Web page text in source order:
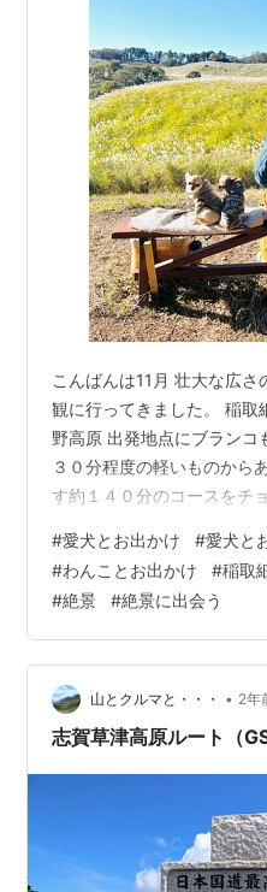
こんばんは11月 壮大な広
観に行ってきました。 稲取
野高原 出発地点にブランコ
３０分程度の軽いものから
す約１４０分のコースをチ
ました。 あと少し！ 山頂制
時間💦 ちょっとゆっくりし
間がきになるのでいっきに
どで戻ってきました。💦
堪能できる 稲取細野高原
賞会は11月いっ…
#愛犬とお出かけ #愛犬と
#わんことお出かけ #稲取
#絶景 #絶景に出会う
山とクルマと・・・ • 2年
志賀草津高原ルート（